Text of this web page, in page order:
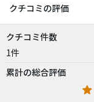
クチコミの評価
クチコミ件数
1件
累計の総合評価